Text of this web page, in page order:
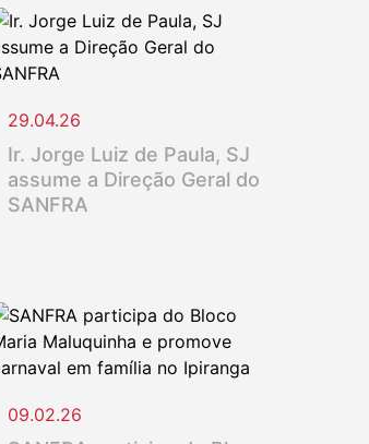
29.04.26
Ir. Jorge Luiz de Paula, SJ
assume a Direção Geral do
SANFRA
09.02.26